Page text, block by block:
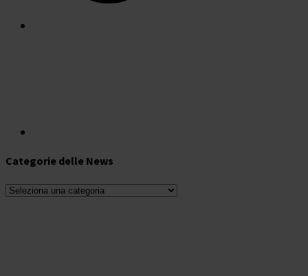
Categorie delle News
Categorie